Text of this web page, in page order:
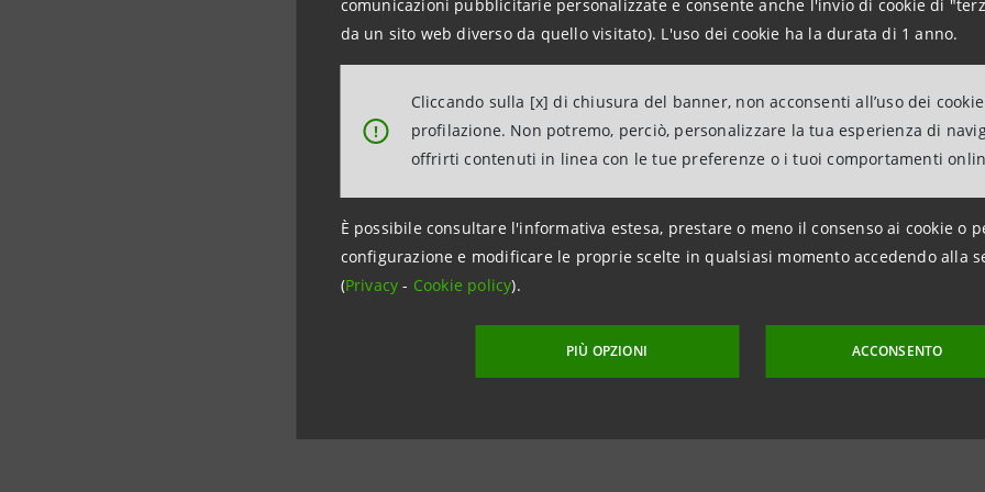
comunicazioni pubblicitarie personalizzate e consente anche l'invio di cookie di
da un sito web diverso da quello visitato). L'uso dei cookie ha la durata di 1 anno.
!
Cliccando sulla [x] di chiusura del banner, non acconsenti all’uso dei
profilazione. Non potremo, perciò, personalizzare la tua esperienza di
offrirti contenuti in linea con le tue preferenze o i tuoi comportamenti
È possibile consultare l'informativa estesa, prestare o meno il consenso ai cookie o
configurazione e modificare le proprie scelte in qualsiasi momento accedendo alla
(Privacy- Cookie policy).
PIÙ OPZIONI ACCONSENTO
Alta è l’attenzione alla eco-sostenibilità. Un edificio costruito
Shoi e la cui facciata è interamente sovrastata da un giardino
riduce l'inquinamento acustico. Vengono utilizzate fonti
e viene recuperata l'acqua piovana per l'alimentazione del giardino
“Con The Waterstone abbiamo sviluppato uno spazio espositivo
aziende, in cui le 400 imprese ospiti possono raccontarsi,
condividere progetti e idee, nonché studiare nuove opportunità di
Barrese, responsabile area sales e marketing di Intesa Sanpaolo –
ospitato decine di imprese differenti per dimensioni e settori
qualità, l’attenzione alla sostenibilità e una storia imprenditoriale
imprese, il nostro spazio offre appuntamenti con la cultura e con